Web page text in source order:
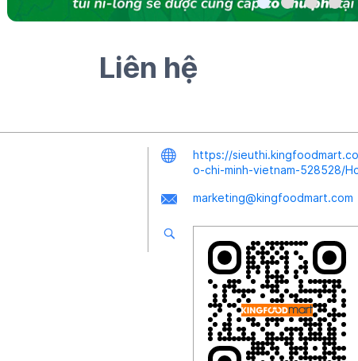
Liên hệ
https://
o-chi-minh-vietnam-528528/
marketing@kingfoodmart.com